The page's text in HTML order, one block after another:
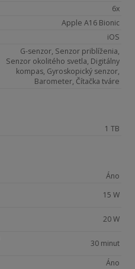
6x
Apple A16 Bionic
iOS
G-senzor, Senzor priblíženia,
Senzor okolitého svetla, Digitálny
kompas, Gyroskopický senzor,
Barometer, Čítačka tváre
1 TB
Áno
15 W
20 W
30 minut
Áno